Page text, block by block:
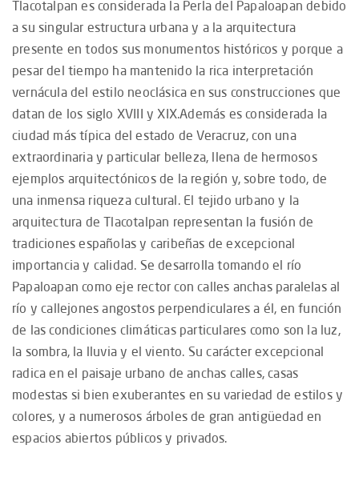
Tlacotalpan es considerada la Perla del Papaloapan debido
a su singular estructura urbana y a la arquitectura
presente en todos sus monumentos históricos y porque a
pesar del tiempo ha mantenido la rica interpretación
vernácula del estilo neoclásica en sus construcciones que
datan de los siglo XVIII y XIX.Además es considerada la
ciudad más típica del estado de Veracruz, con una
extraordinaria y particular belleza, llena de hermosos
ejemplos arquitectónicos de la región y, sobre todo, de
una inmensa riqueza cultural. El tejido urbano y la
arquitectura de Tlacotalpan representan la fusión de
tradiciones españolas y caribeñas de excepcional
importancia y calidad. Se desarrolla tomando el río
Papaloapan como eje rector con calles anchas paralelas al
río y callejones angostos perpendiculares a él, en función
de las condiciones climáticas particulares como son la luz,
la sombra, la lluvia y el viento. Su carácter excepcional
radica en el paisaje urbano de anchas calles, casas
modestas si bien exuberantes en su variedad de estilos y
colores, y a numerosos árboles de gran antigüedad en
espacios abiertos públicos y privados.